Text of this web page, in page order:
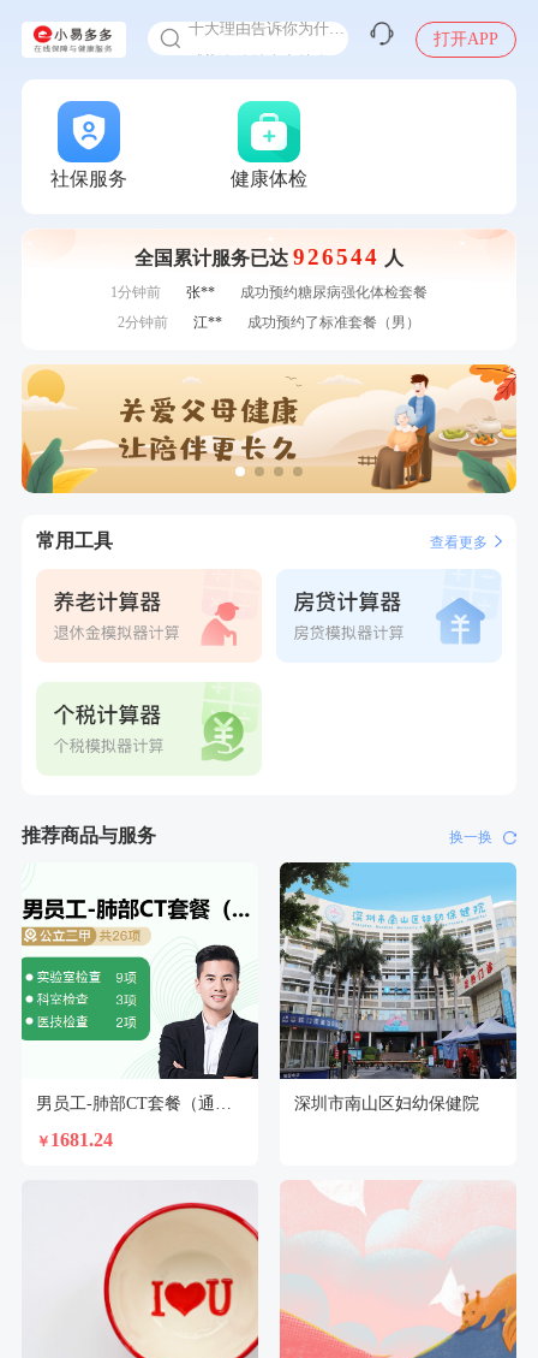
感染人偏肺病毒就会得肺炎吗
甲状腺癌怎么筛查
打开APP
社保服务 健康体检
全国累计服务已达 926544 人
7分钟前 毛**
购买了汤臣倍健多维男士多种维生素矿物质片1.5g*60片*2
瓶
成功预约了入职体检套餐
成功预约糖尿病强化体检套餐
刚刚
成功预约糖尿病强化体检套餐
1分钟前
罗**
购买了美的体重秤 MO-CW5 白色
1分钟前
张**
成功预约糖尿病强化体检套餐
2分钟前
江**
成功预约了标准套餐（男）
潘*
购买了美的1.5L电热水壶HJ1522
4分钟前
林**
成功预约糖尿病强化体检套餐
6分钟前
陈**
成功预约了精英体检套餐
购买了美的体重秤 MO-CW5 白色
刚刚
成功预约糖尿病强化体检套餐
常用工具 查看更多
推荐商品与服务 换一换
￥ 1681.24
深圳市南山区妇幼保健院